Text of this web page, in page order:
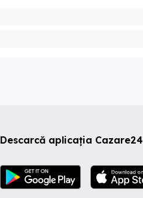
Descarcă aplicația Cazare24